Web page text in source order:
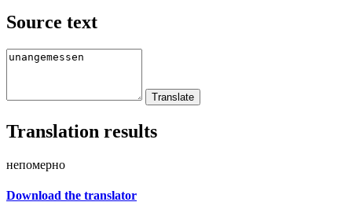
Source text
Translation results
непомерно
Download the translator